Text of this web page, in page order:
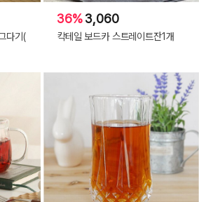
다기(
36%3,060
칵테일 보드카 스트레이트잔1개